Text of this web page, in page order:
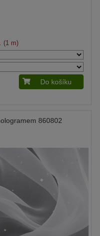
(1 m)
Do košíku
860802